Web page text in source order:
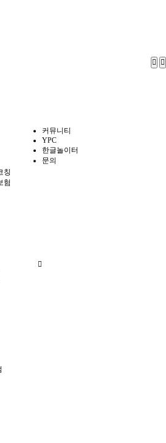
칭
험
커뮤니티
YPC
한글놀이터
문의